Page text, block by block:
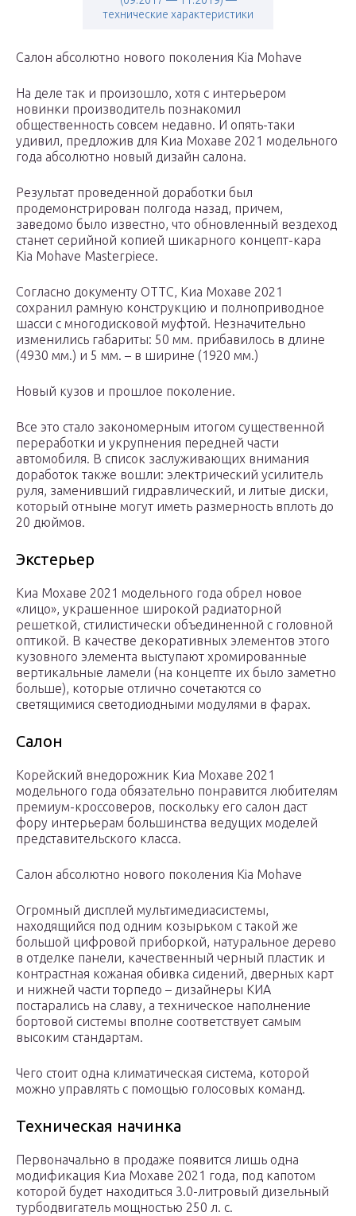
технические характеристики
Салон абсолютно нового поколения Kia Mohave
На деле так и произошло, хотя с интерьером
новинки производитель познакомил
общественность совсем недавно. И опять-таки
удивил, предложив для Киа Мохаве 2021 модельного
года абсолютно новый дизайн салона.
Результат проведенной доработки был
продемонстрирован полгода назад, причем,
заведомо было известно, что обновленный вездеход
станет серийной копией шикарного концепт-кара
Kia Mohave Masterpiece.
Согласно документу ОТТС, Киа Мохаве 2021
сохранил рамную конструкцию и полноприводное
шасси с многодисковой муфтой. Незначительно
изменились габариты: 50 мм. прибавилось в длине
(4930 мм.) и 5 мм. – в ширине (1920 мм.)
Новый кузов и прошлое поколение.
Все это стало закономерным итогом существенной
переработки и укрупнения передней части
автомобиля. В список заслуживающих внимания
доработок также вошли: электрический усилитель
руля, заменивший гидравлический, и литые диски,
который отныне могут иметь размерность вплоть до
20 дюймов.
Экстерьер
Киа Мохаве 2021 модельного года обрел новое
«лицо», украшенное широкой радиаторной
решеткой, стилистически объединенной с головной
оптикой. В качестве декоративных элементов этого
кузовного элемента выступают хромированные
вертикальные ламели (на концепте их было заметно
больше), которые отлично сочетаются со
светящимися светодиодными модулями в фарах.
Салон
Корейский внедорожник Киа Мохаве 2021
модельного года обязательно понравится любителям
премиум-кроссоверов, поскольку его салон даст
фору интерьерам большинства ведущих моделей
представительского класса.
Салон абсолютно нового поколения Kia Mohave
Огромный дисплей мультимедиасистемы,
находящийся под одним козырьком с такой же
большой цифровой приборкой, натуральное дерево
в отделке панели, качественный черный пластик и
контрастная кожаная обивка сидений, дверных карт
и нижней части торпедо – дизайнеры КИА
постарались на славу, а техническое наполнение
бортовой системы вполне соответствует самым
высоким стандартам.
Чего стоит одна климатическая система, которой
можно управлять с помощью голосовых команд.
Техническая начинка
Первоначально в продаже появится лишь одна
модификация Киа Мохаве 2021 года, под капотом
которой будет находиться 3.0-литровый дизельный
турбодвигатель мощностью 250 л. с.